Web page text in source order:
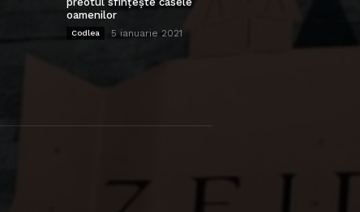
oamenilor
Codlea 5 ianuarie 2021